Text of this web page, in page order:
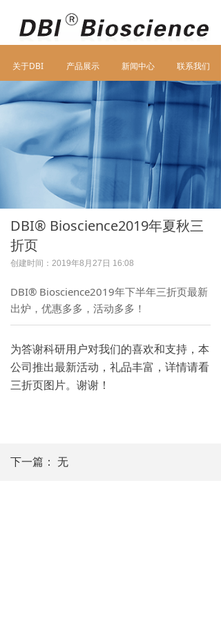
关于DBI 联系我们 产品展示 新闻中心
关于DBI 产品展示 新闻中心 联系我们
DBI® Bioscience2019年夏秋三
折页
创建时间： 2019年8月27日 16:08
DBI® Bioscience2019年下半年三折页最新
出炉，优惠多多，活动多多！
为答谢科研用户对我们的喜欢和支持，本
公司推出最新活动，礼品丰富，详情请看
三折页图片。谢谢！
下一篇： 无